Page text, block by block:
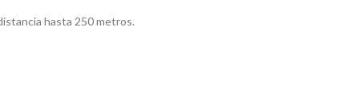
hasta 250 metros.